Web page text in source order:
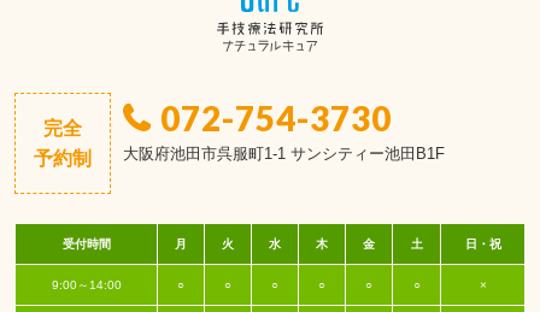
完全
予約制
072-754-3730
大阪府池田市呉服町1-1 サンシティー池田B1F
受付時間 月 火 水 木 金 土 日・祝
9:00～14:00 ○ ○ ○ ○ ○ ○ ×